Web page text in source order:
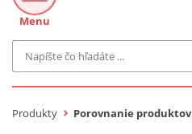
Značka
Makita-Záhrada
Menu
Produkty Porovnanie produktov